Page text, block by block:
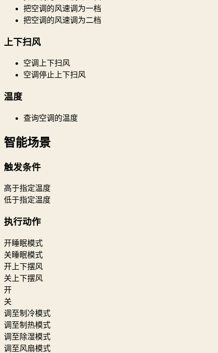
把空调的风速调为一档
把空调的风速调为二档
上下扫风
空调上下扫风
空调停止上下扫风
温度
查询空调的温度
智能场景
触发条件
高于指定温度
低于指定温度
执行动作
开睡眠模式
关睡眠模式
开上下摆风
关上下摆风
开
关
调至制冷模式
调至制热模式
调至除湿模式
调至风扇模式